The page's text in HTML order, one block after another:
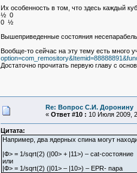
Их особенность в том, что здесь каждый
½ 0
0 ½
Вышеприведенные состояния
Вообще-то сейчас на эту тему есть много
Достаточно прочитать первую главу с
Re: Вопрос С.И. Доронину
« Ответ #10 : 10 Июля 2009,
Цитата:
Например, два ядерных спина могут
|Ф> = 1/sqrt(2) (|00> + |11>) – cat-состояние
или
|Ф> = 1/sqrt(2) (|01> – |10>) – EPR- пара